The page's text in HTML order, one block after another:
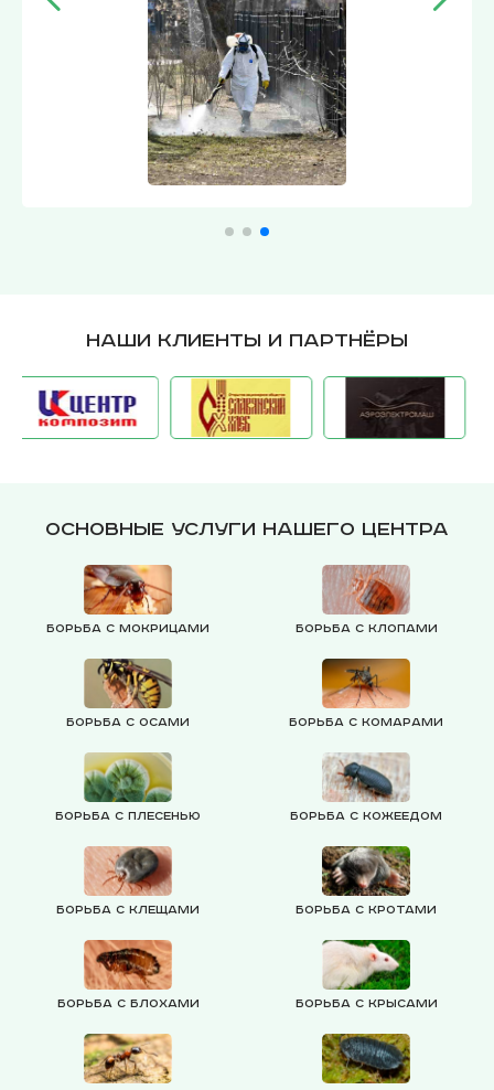
Наши клиенты и партнёры
Основные услуги нашего центра
Борьба с мокрицами Борьба с клопами
Борьба с осами Борьба с комарами
Борьба с плесенью Борьба с кожеедом
Борьба с клещами Борьба с кротами
Борьба с блохами Борьба с крысами